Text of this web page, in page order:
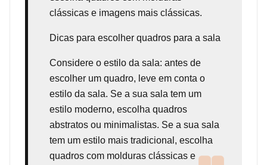
clássicas e imagens mais clássicas.
Dicas para escolher quadros para a sala
Considere o estilo da sala: antes de
escolher um quadro, leve em conta o
estilo da sala. Se a sua sala tem um
estilo moderno, escolha quadros
abstratos ou minimalistas. Se a sua sala
tem um estilo mais tradicional, escolha
quadros com molduras clássicas e